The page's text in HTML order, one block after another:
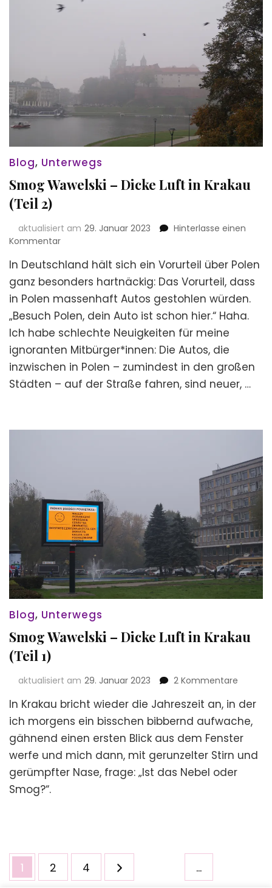
Blog, Unterwegs
Smog Wawelski – Dicke Luft in Krakau
(Teil 2)
aktualisiert am 29. Januar 2023
Hinterlasse einen
Kommentarzu
Wawelski
–
Luft
in
Krakau
(Teil
2)
In Deutschland hält sich ein Vorurteil über Polen
ganz besonders hartnäckig: Das Vorurteil, dass
in Polen massenhaft Autos gestohlen würden.
„Besuch Polen, dein Auto ist schon hier.“ Haha.
Ich habe schlechte Neuigkeiten für meine
ignoranten Mitbürger*innen: Die Autos, die
inzwischen in Polen – zumindest in den großen
Städten – auf der Straße fahren, sind neuer, …
Blog, Unterwegs
Smog Wawelski – Dicke Luft in Krakau
(Teil 1)
aktualisiert am 29. Januar 2023 2 Kommentare
–
Luft
in
In Krakau bricht wieder die Jahreszeit an, in der
ich morgens ein bisschen bibbernd aufwache,
gähnend einen ersten Blick aus dem Fenster
werfe und mich dann, mit gerunzelter Stirn und
gerümpfter Nase, frage: „Ist das Nebel oder
Smog?“.
Seitennummerierung
der
Seite
1 Seite
2 …
Seite
4